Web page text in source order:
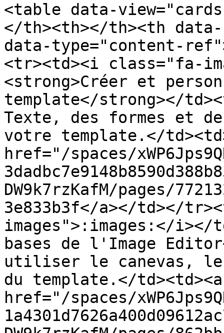
<table data-
</th><th></th><th
data-type="content-
<tr><td><i class="fa-
<strong>Créer et
template</strong></
Texte, des formes et
votre template.</
href="/spaces/
DW9k7rzKafM/pages/
3e833b3f</a></td></
images">:images:</i></
bases de l'Image
utiliser le canevas,
du template.</td><td><a
href="/spaces/